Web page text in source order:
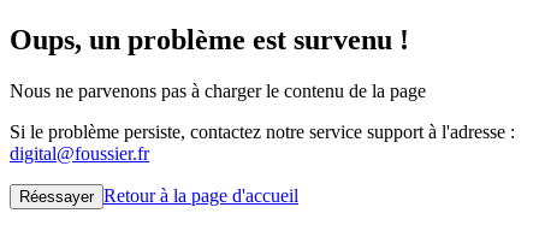
Oups, un problème est survenu !
Nous ne parvenons pas à charger le contenu de la page
Si le problème persiste, contactez notre service support à l'adresse :
digital@foussier.fr
Réessayer Retour à la page d'accueil